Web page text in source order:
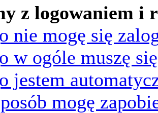
z logowaniem i
nie mogę się
w ogóle muszę
jestem
mogę